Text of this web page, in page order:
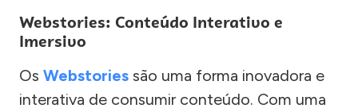
Webstories: Conteúdo Interativo e
Imersivo
Os Webstories são uma forma inovadora e
interativa de consumir conteúdo. Com uma